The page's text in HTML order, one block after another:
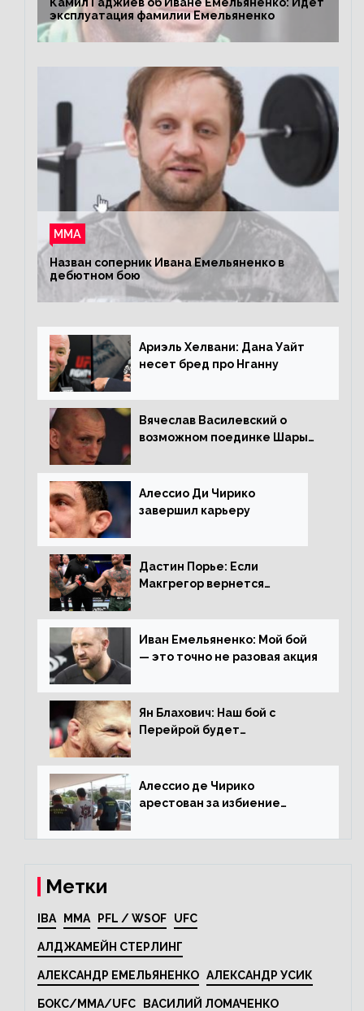
эксплуатация фамилии Емельяненко
ММА
Назван соперник Ивана Емельяненко в
дебютном бою
Ариэль Хелвани: Дана Уайт
несет бред про Нганну
Вячеслав Василевский о
возможном поединке Шары
Копыловым
Алессио Ди Чирико
завершил карьеру
Дастин Порье: Если
Макгрегор вернется
раунда на Чендлера
Иван Емельяненко: Мой бой
— это точно не разовая акция
Ян Блахович: Наш бой с
Перейрой будет
Алессио де Чирико
арестован за избиение
Метки
IBA MMA PFL / WSOF UFC
АЛДЖАМЕЙН СТЕРЛИНГ
АЛЕКСАНДР ЕМЕЛЬЯНЕНКО АЛЕКСАНДР УСИК
БОКС/MMA/UFC ВАСИЛИЙ ЛОМАЧЕНКО